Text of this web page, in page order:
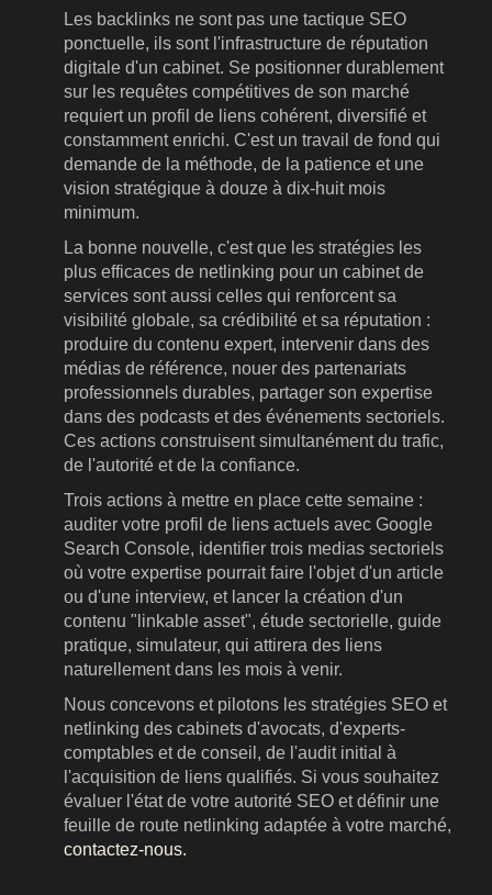
Les backlinks ne sont pas une tactique SEO
ponctuelle, ils sont l'infrastructure de réputation
digitale d'un cabinet. Se positionner durablement
sur les requêtes compétitives de son marché
requiert un profil de liens cohérent, diversifié et
constamment enrichi. C'est un travail de fond qui
demande de la méthode, de la patience et une
vision stratégique à douze à dix-huit mois
minimum.
La bonne nouvelle, c'est que les stratégies les
plus efficaces de netlinking pour un cabinet de
services sont aussi celles qui renforcent sa
visibilité globale, sa crédibilité et sa réputation :
produire du contenu expert, intervenir dans des
médias de référence, nouer des partenariats
professionnels durables, partager son expertise
dans des podcasts et des événements sectoriels.
Ces actions construisent simultanément du trafic,
de l'autorité et de la confiance.
Trois actions à mettre en place cette semaine :
auditer votre profil de liens actuels avec Google
Search Console, identifier trois medias sectoriels
où votre expertise pourrait faire l'objet d'un article
ou d'une interview, et lancer la création d'un
contenu "linkable asset", étude sectorielle, guide
pratique, simulateur, qui attirera des liens
naturellement dans les mois à venir.
Nous concevons et pilotons les stratégies SEO et
netlinking des cabinets d'avocats, d'experts-
comptables et de conseil, de l'audit initial à
l'acquisition de liens qualifiés. Si vous souhaitez
évaluer l'état de votre autorité SEO et définir une
feuille de route netlinking adaptée à votre marché,
contactez-nous.